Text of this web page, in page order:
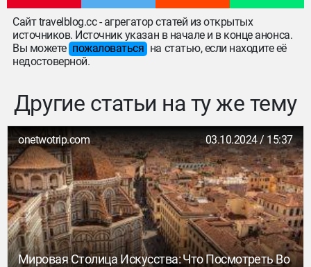
Сайт travelblog.cc - агрегатор статей из открытых
источников. Источник указан в начале и в конце анонса.
Вы можете пожаловаться на статью, если находите её
недостоверной.
Другие статьи на ту же тему
onetwotrip.com 03.10.2024 / 15:37
Мировая Столица Искусства: Что Посмотреть Во